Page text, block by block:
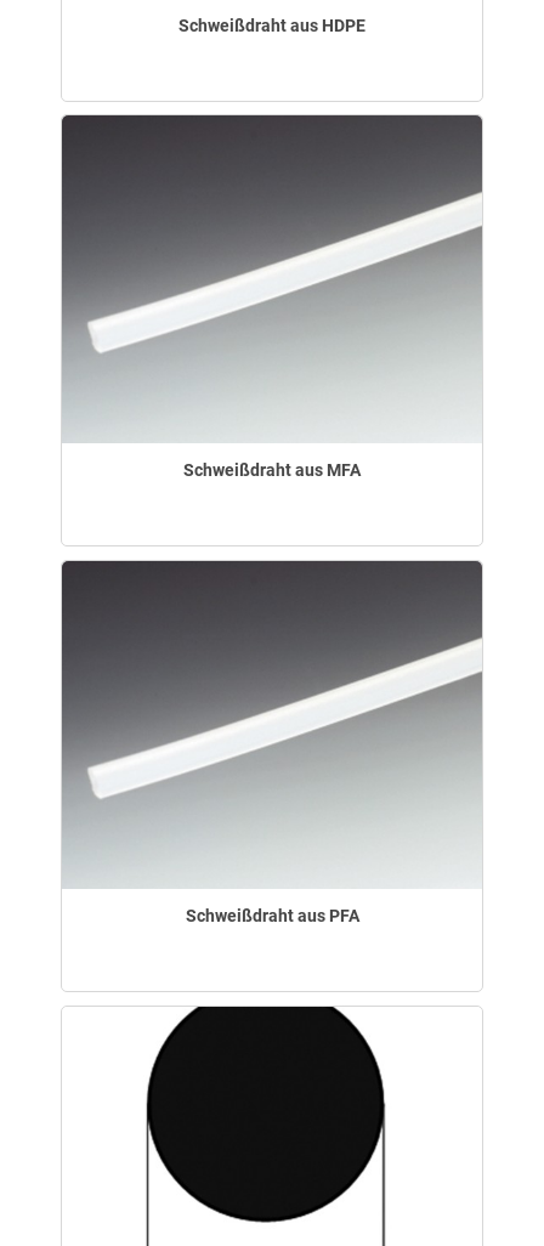
Schweißdraht aus HDPE
Schweißdraht aus MFA
Schweißdraht aus PFA